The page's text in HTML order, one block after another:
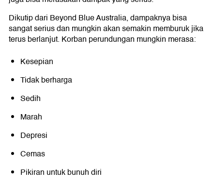
Dikutip dari Beyond Blue Australia, dampaknya bisa
sangat serius dan mungkin akan semakin memburuk jika
terus berlanjut. Korban perundungan mungkin merasa:
Kesepian
Tidak berharga
Sedih
Marah
Depresi
Cemas
Pikiran untuk bunuh diri